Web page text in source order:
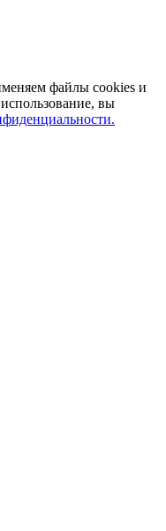
файлы cookies и
вы